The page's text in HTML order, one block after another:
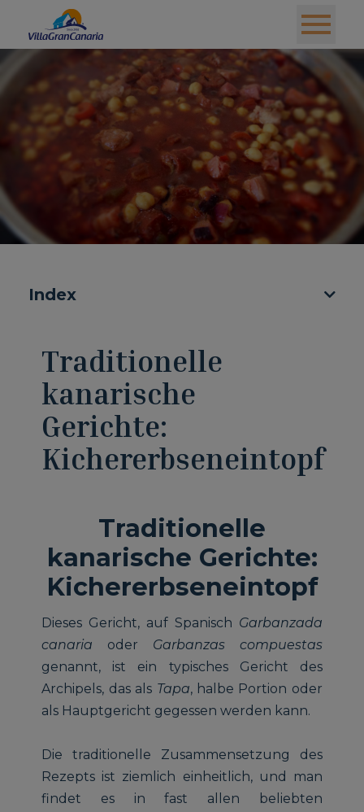
Index
Traditionelle
kanarische
Gerichte:
Kichererbseneintopf
Traditionelle
kanarische Gerichte:
Kichererbseneintopf
Dieses Gericht, auf Spanisch Garbanzada
canaria oder Garbanzas compuestas
genannt, ist ein typisches Gericht des
Archipels, das als Tapa, halbe Portion oder
als Hauptgericht gegessen werden kann.
Die traditionelle Zusammensetzung des
Rezepts ist ziemlich einheitlich, und man
findet es in fast allen beliebten